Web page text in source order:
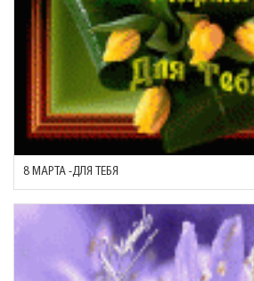
8 МАРТА -ДЛЯ ТЕБЯ